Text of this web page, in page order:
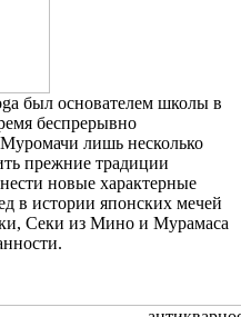
был основателем школы в
беспрерывно
лишь несколько
прежние традиции
новые характерные
в истории японских мечей
Секи из Мино и Мурамаса